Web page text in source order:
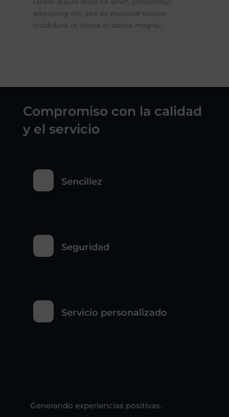
adipiscing elit, sed do eiusmod tempor
incididunt ut labore et dolore magna...
Compromiso con la calidad
y el servicio
Sencillez
Seguridad
Servicio personalizado
Generando experiencias positivas.